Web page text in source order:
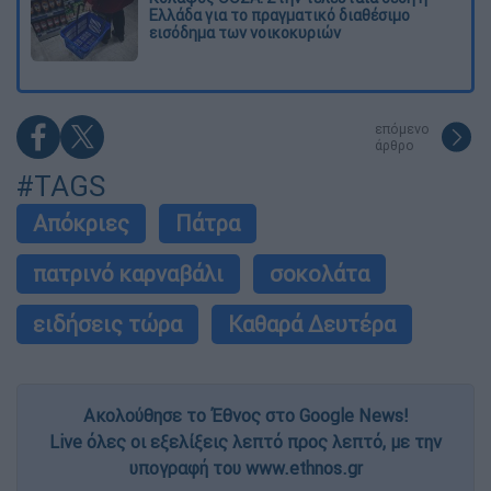
Ελλάδα για το πραγματικό διαθέσιμο
εισόδημα των νοικοκυριών
επόμενο
άρθρο
#TAGS
Απόκριες
Πάτρα
πατρινό καρναβάλι
σοκολάτα
ειδήσεις τώρα
Καθαρά Δευτέρα
Ακολούθησε το Έθνος στο Google News!
Live όλες οι εξελίξεις λεπτό προς λεπτό, με την
υπογραφή του www.ethnos.gr